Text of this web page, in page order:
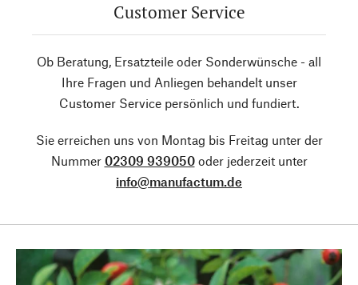
Customer Service
Ob Beratung, Ersatzteile oder Sonderwünsche - all
Ihre Fragen und Anliegen behandelt unser
Customer Service persönlich und fundiert.
Sie erreichen uns von Montag bis Freitag unter der
Nummer 02309 939050oder jederzeit unter
info@manufactum.de